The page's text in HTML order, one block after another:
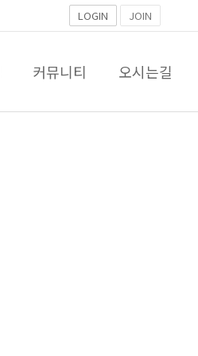
LOGIN JOIN
커뮤니티 오시는길